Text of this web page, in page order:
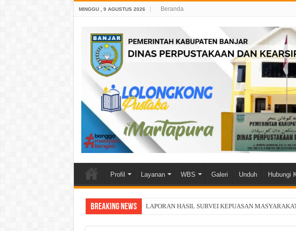
MINGGU , 9 AGUSTUS 2026 Beranda
Profil Layanan WBS Galeri Unduh Hubungi
Breaking News LAPORAN HASIL SURVEI KEPUASAN